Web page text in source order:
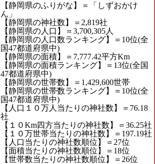
【静岡県のふりがな】＝「しずおかけ
ん」
【静岡県の神社数】＝2,819社
【静岡県の人口】＝3,700,305人
【静岡県の人口数ランキング】＝10位(全
国47都道府県中)
【静岡県の面積】＝7,777.42平方Km
【静岡県の面積ランキング】＝13位(全国
47都道府県中)
【静岡県の世帯数】＝1,429,600世帯
【静岡県の世帯数ランキング】＝10位(全
国47都道府県中)
【人口１０万人当たりの神社数】＝76.18
社
【１０Km四方当たりの神社数】＝36.25社
【１０万世帯当たりの神社数】＝197.19社
【人口当たりの神社数順位】＝27位
【面積当たりの神社数順位】＝18位
【世帯数当たりの神社数順位】＝26位